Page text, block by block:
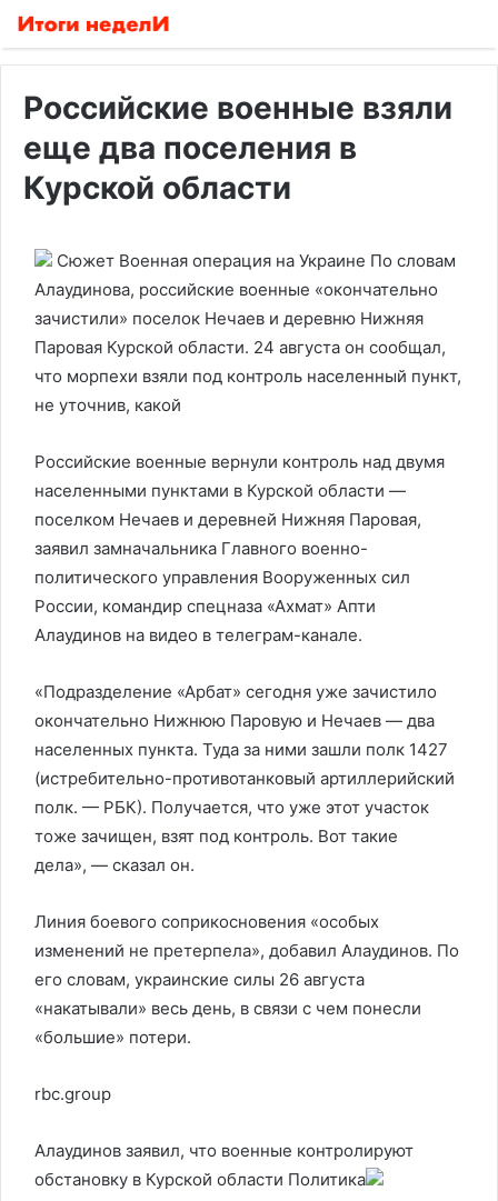
Российские военные взяли
еще два поселения в
Курской области
Сюжет Военная операция на Украине По словам
Алаудинова, российские военные «окончательно
зачистили» поселок Нечаев и деревню Нижняя
Паровая Курской области. 24 августа он сообщал,
что морпехи взяли под контроль населенный пункт,
не уточнив, какой
Российские военные вернули контроль над двумя
населенными пунктами в Курской области —
поселком Нечаев и деревней Нижняя Паровая,
заявил замначальника Главного военно-
политического управления Вооруженных сил
России, командир спецназа «Ахмат» Апти
Алаудинов на видео в телеграм-канале.
«Подразделение «Арбат» сегодня уже зачистило
окончательно Нижнюю Паровую и Нечаев — два
населенных пункта. Туда за ними зашли полк 1427
(истребительно-противотанковый артиллерийский
полк. — РБК). Получается, что уже этот участок
тоже зачищен, взят под контроль. Вот такие
дела», — сказал он.
Линия боевого соприкосновения «особых
изменений не претерпела», добавил Алаудинов. По
его словам, украинские силы 26 августа
«накатывали» весь день, в связи с чем понесли
«большие» потери.
rbc.group
Алаудинов заявил, что военные контролируют
обстановку в Курской области Политика